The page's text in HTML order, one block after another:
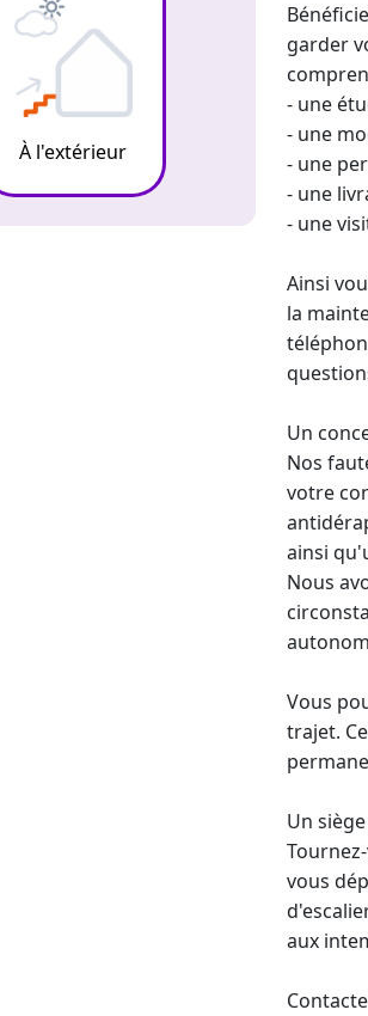
À l'extérieur
garder
- une
- une
- une
- une
- une
Ainsi
la
Un
Nos
votre
ainsi
Nous
Vous
trajet.
Un
vous
aux